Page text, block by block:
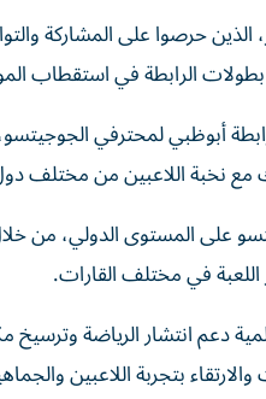
الذين حرصوا على المشاركة
بطولات الرابطة في استقطاب
أبوظبي لمحترفي
مع نخبة اللاعبين من مختلف
على المستوى الدولي، من
في مختلف القارات.
دعم انتشار الرياضة
بتجربة اللاعبين